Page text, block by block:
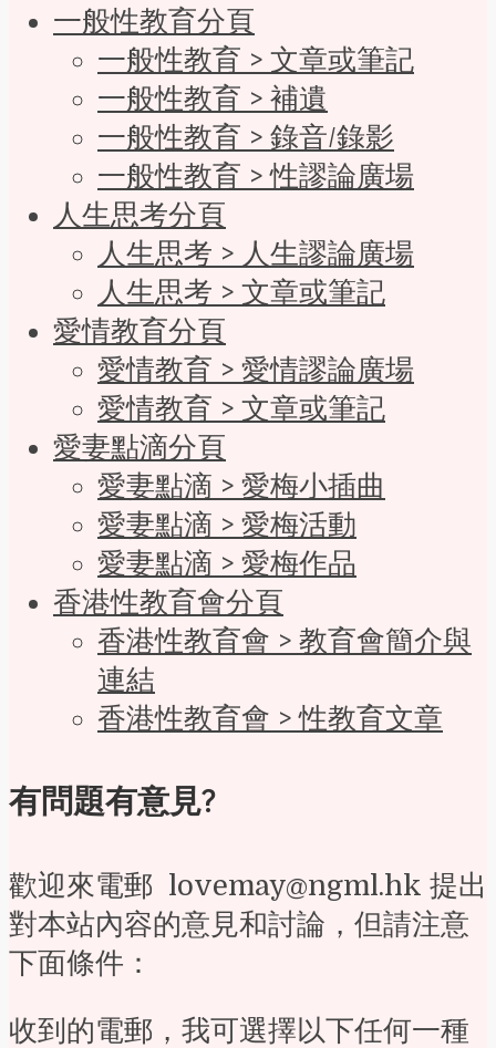
一般性教育分頁
一般性教育 > 文章或筆記
一般性教育 > 補遺
一般性教育 > 錄音/錄影
一般性教育 > 性謬論廣場
人生思考分頁
人生思考 > 人生謬論廣場
人生思考 > 文章或筆記
愛情教育分頁
愛情教育 > 愛情謬論廣場
愛情教育 > 文章或筆記
愛妻點滴分頁
愛妻點滴 > 愛梅小插曲
愛妻點滴 > 愛梅活動
愛妻點滴 > 愛梅作品
香港性教育會分頁
香港性教育會 > 教育會簡介與
連結
香港性教育會 > 性教育文章
有問題有意見?
歡迎來電郵 lovemay@ngml.hk 提出
對本站內容的意見和討論，但請注意
下面條件：
收到的電郵，我可選擇以下任何一種